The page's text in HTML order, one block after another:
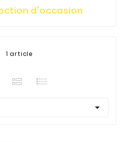
d'occasion
1 article
